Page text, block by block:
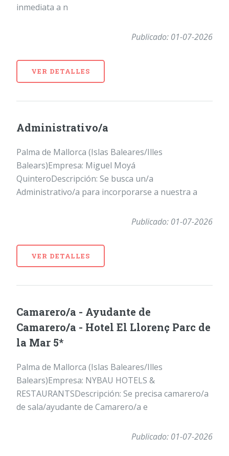
inmediata a n
Publicado: 01-07-2026
VER DETALLES
Administrativo/a
Palma de Mallorca (Islas Baleares/Illes
Balears)Empresa: Miguel Moyá
QuinteroDescripción: Se busca un/a
Administrativo/a para incorporarse a nuestra a
Publicado: 01-07-2026
VER DETALLES
Camarero/a - Ayudante de
Camarero/a - Hotel El Llorenç Parc de
la Mar 5*
Palma de Mallorca (Islas Baleares/Illes
Balears)Empresa: NYBAU HOTELS &
RESTAURANTSDescripción: Se precisa camarero/a
de sala/ayudante de Camarero/a e
Publicado: 01-07-2026